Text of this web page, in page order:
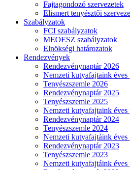
Fajtagondozó szervezetek
Elismert tenyésztői
Szabályzatok
FCI szabályzatok
MEOESZ szabályzatok
Elnökségi határozatok
Rendezvények
Rendezvénynaptár 2026
Nemzeti kutyafajtaink éves
Tenyészszemle 2026
Rendezvénynaptár 2025
Tenyészszemle 2025
Nemzeti kutyafajtaink éves
Rendezvénynaptár 2024
Tenyészszemle 2024
Nemzeti kutyafajtáink éves
Rendezvénynaptár 2023
Tenyészszemle 2023
Nemzeti kutyafajtáink éves